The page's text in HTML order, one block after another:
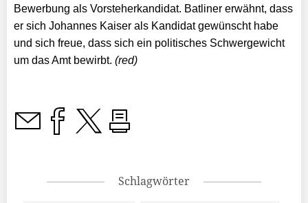
Bewerbung als Vorsteherkandidat. Batliner erwähnt, dass
er sich Johannes Kaiser als Kandidat gewünscht habe
und sich freue, dass sich ein politisches Schwergewicht
um das Amt bewirbt. (red)
Schlagwörter